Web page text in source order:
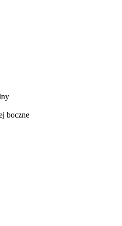
boczne